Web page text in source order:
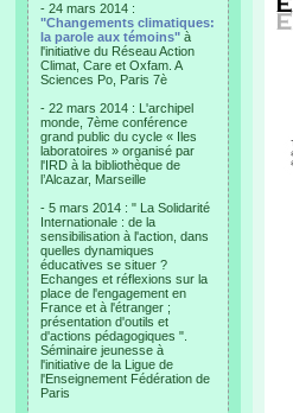
- 24 mars 2014 :
"Changements climatiques:
la parole aux témoins" à
l'initiative du Réseau Action
Climat, Care et Oxfam. A
Sciences Po, Paris 7è
- 22 mars 2014 : L'archipel
monde, 7ème conférence
grand public du cycle « Iles
laboratoires » organisé par
l'IRD à la bibliothèque de
l’Alcazar, Marseille
- 5 mars 2014 : " La Solidarité
Internationale : de la
sensibilisation à l'action, dans
quelles dynamiques
éducatives se situer ?
Echanges et réflexions sur la
place de l'engagement en
France et à l'étranger ;
présentation d'outils et
d'actions pédagogiques ".
Séminaire jeunesse à
l'initiative de la Ligue de
l'Enseignement Fédération de
Paris